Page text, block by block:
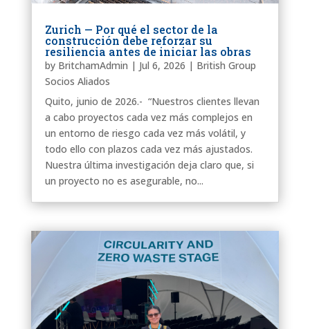
Zurich — Por qué el sector de la
construcción debe reforzar su
resiliencia antes de iniciar las obras
by BritchamAdmin | Jul 6, 2026 | British Group
Socios Aliados
Quito, junio de 2026.- “Nuestros clientes llevan
a cabo proyectos cada vez más complejos en
un entorno de riesgo cada vez más volátil, y
todo ello con plazos cada vez más ajustados.
Nuestra última investigación deja claro que, si
un proyecto no es asegurable, no...